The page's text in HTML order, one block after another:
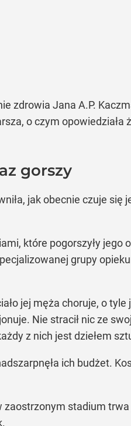
zdrowia Jana A.P.
o czym
gorszy
jak obecnie czuje się
które pogorszyły jego
grupy
jej męża choruje, o
Nie stracił nic ze
z nich jest dziełem
ich budżet.
stadium